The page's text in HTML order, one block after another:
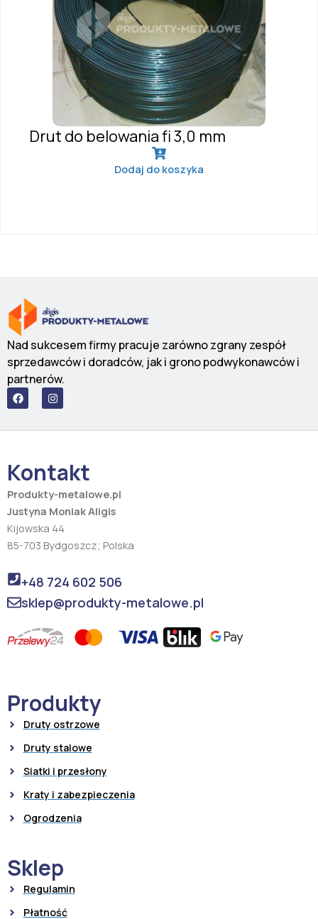
Drut do belowania fi 3,0 mm
Dodaj do koszyka
Nad sukcesem firmy pracuje zarówno zgrany zespół
sprzedawców i doradców, jak i grono podwykonawców i
partnerów.
F
a
c
b
k
I
n
s
a
a
m
Kontakt
Produkty-metalowe.pl
Justyna Moniak Aligis
Kijowska 44
85-703 Bydgoszcz; Polska
+48 724 602 506
sklep@produkty-metalowe.pl
Produkty
Druty ostrzowe
Druty stalowe
Siatki i przesłony
Kraty i zabezpieczenia
Ogrodzenia
Sklep
Regulamin
Płatność